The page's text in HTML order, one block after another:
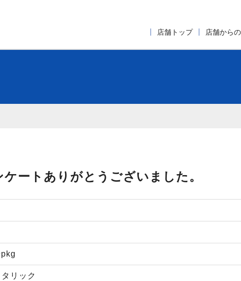
店舗トップ 店舗から
ートありがとうございました。
リック